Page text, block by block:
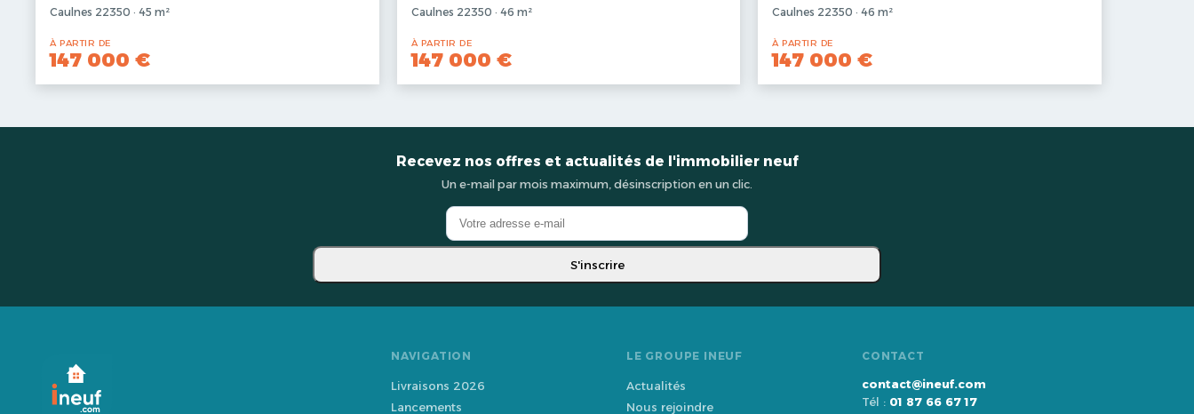
Caulnes 22350 · 45 m²
À PARTIR DE
147 000 €
Caulnes 22350 · 46 m²
À PARTIR DE
147 000 €
Caulnes 22350 · 46 m²
À PARTIR DE
147 000 €
Recevez nos offres et actualités de l'immobilier neuf
Un e-mail par mois maximum, désinscription en un clic.
S'inscrire
NAVIGATION
Livraisons 2026
Lancements
LE GROUPE INEUF
Actualités
Nous rejoindre
CONTACT
contact@ineuf.com
Tél : 01 87 66 67 17